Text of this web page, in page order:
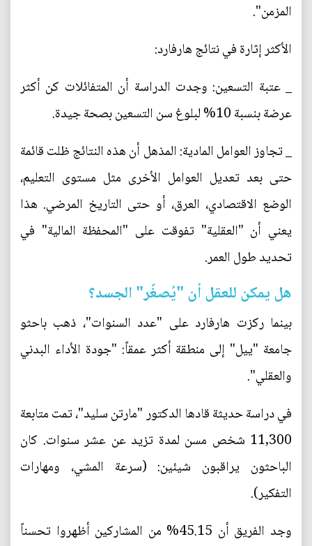
المزمن".
الأكثر إثارة في نتائج هارفارد:
_ عتبة التسعين: وجدت الدراسة أن المتفائلات كن أكثر
عرضة بنسبة 10% لبلوغ سن التسعين بصحة جيدة.
_ تجاوز العوامل المادية: المذهل أن هذه النتائج ظلت قائمة
حتى بعد تعديل العوامل الأخرى مثل مستوى التعليم،
الوضع الاقتصادي، العرق، أو حتى التاريخ المرضي. هذا
يعني أن "العقلية" تفوقت على "المحفظة المالية" في
تحديد طول العمر.
هل يمكن للعقل أن "يُصغّر" الجسد؟
بينما ركزت هارفارد على "عدد السنوات"، ذهب باحثو
جامعة "ييل" إلى منطقة أكثر عمقاً: "جودة الأداء البدني
والعقلي".
في دراسة حديثة قادها الدكتور "مارتن سليد"، تمت متابعة
11,300 شخص مسن لمدة تزيد عن عشر سنوات. كان
الباحثون يراقبون شيئين: (سرعة المشي، ومهارات
التفكير).
وجد الفريق أن 45.15% من المشاركين أظهروا تحسناً